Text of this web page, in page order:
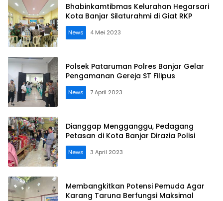
Bhabinkamtibmas Kelurahan Hegarsari
Kota Banjar Silaturahmi di Giat RKP
News 4 Mei 2023
Polsek Pataruman Polres Banjar Gelar
Pengamanan Gereja ST Filipus
News 7 April 2023
Dianggap Mengganggu, Pedagang
Petasan di Kota Banjar Dirazia Polisi
News 3 April 2023
Membangkitkan Potensi Pemuda Agar
Karang Taruna Berfungsi Maksimal